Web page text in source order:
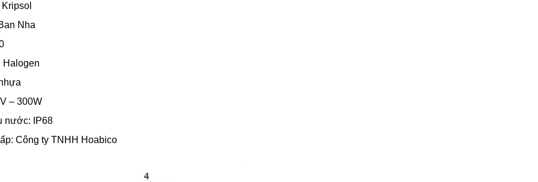
Nha
Halogen
– 300W
nước: IP68
Công ty TNHH Hoabico